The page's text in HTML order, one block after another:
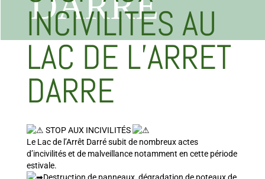
INCIVILITES AU
LAC DE L’ARRET
DARRE
STOP AUX INCIVILITÉS
Le Lac de l’Arrêt Darré subit de nombreux actes
d’incivilités et de malveillance notamment en cette période
estivale.